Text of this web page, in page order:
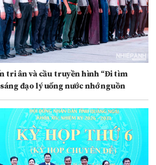
tri ân và cầu truyền hình “Đi tìm
đạo lý uống nước nhớ nguồn